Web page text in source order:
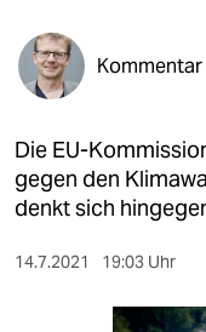
gesellschaft
kultur
sport
berlin
nord
wahrheit
Kommentar
Die EU-
gegen den
denkt sich
14.7.2021 19:03 Uhr